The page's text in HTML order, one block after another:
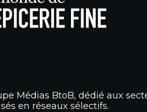
Médias BtoB, dédié aux
en réseaux sélectifs.